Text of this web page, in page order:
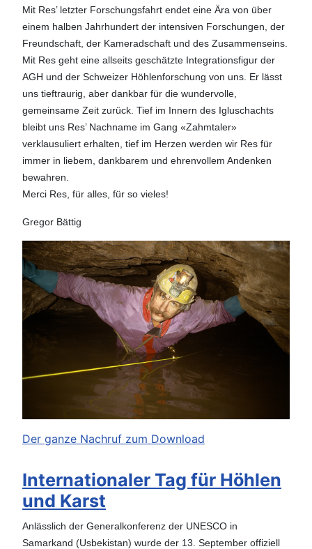
Mit Res’ letzter Forschungsfahrt endet eine Ära von über
einem halben Jahrhundert der intensiven Forschungen, der
Freundschaft, der Kameradschaft und des Zusammenseins.
Mit Res geht eine allseits geschätzte Integrationsfigur der
AGH und der Schweizer Höhlenforschung von uns. Er lässt
uns tieftraurig, aber dankbar für die wundervolle,
gemeinsame Zeit zurück. Tief im Innern des Igluschachts
bleibt uns Res’ Nachname im Gang «Zahmtaler»
verklausuliert erhalten, tief im Herzen werden wir Res für
immer in liebem, dankbarem und ehrenvollem Andenken
bewahren.
Merci Res, für alles, für so vieles!
Gregor Bättig
Der ganze Nachruf zum Download
Internationaler Tag für Höhlen
und Karst
Anlässlich der Generalkonferenz der UNESCO in
Samarkand (Usbekistan) wurde der 13. September offiziell